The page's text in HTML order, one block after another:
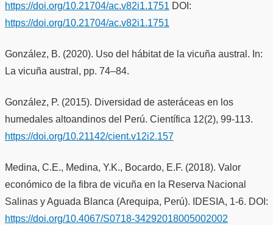
https://doi.org/10.21704/ac.v82i1.1751 DOI:
https://doi.org/10.21704/ac.v82i1.1751
González, B. (2020). Uso del hábitat de la vicuña austral. In:
La vicuña austral, pp. 74–84.
González, P. (2015). Diversidad de asteráceas en los
humedales altoandinos del Perú. Científica 12(2), 99-113.
https://doi.org/10.21142/cient.v12i2.157
Medina, C.E., Medina, Y.K., Bocardo, E.F. (2018). Valor
económico de la fibra de vicuña en la Reserva Nacional
Salinas y Aguada Blanca (Arequipa, Perú). IDESIA, 1-6. DOI:
https://doi.org/10.4067/S0718-34292018005002002